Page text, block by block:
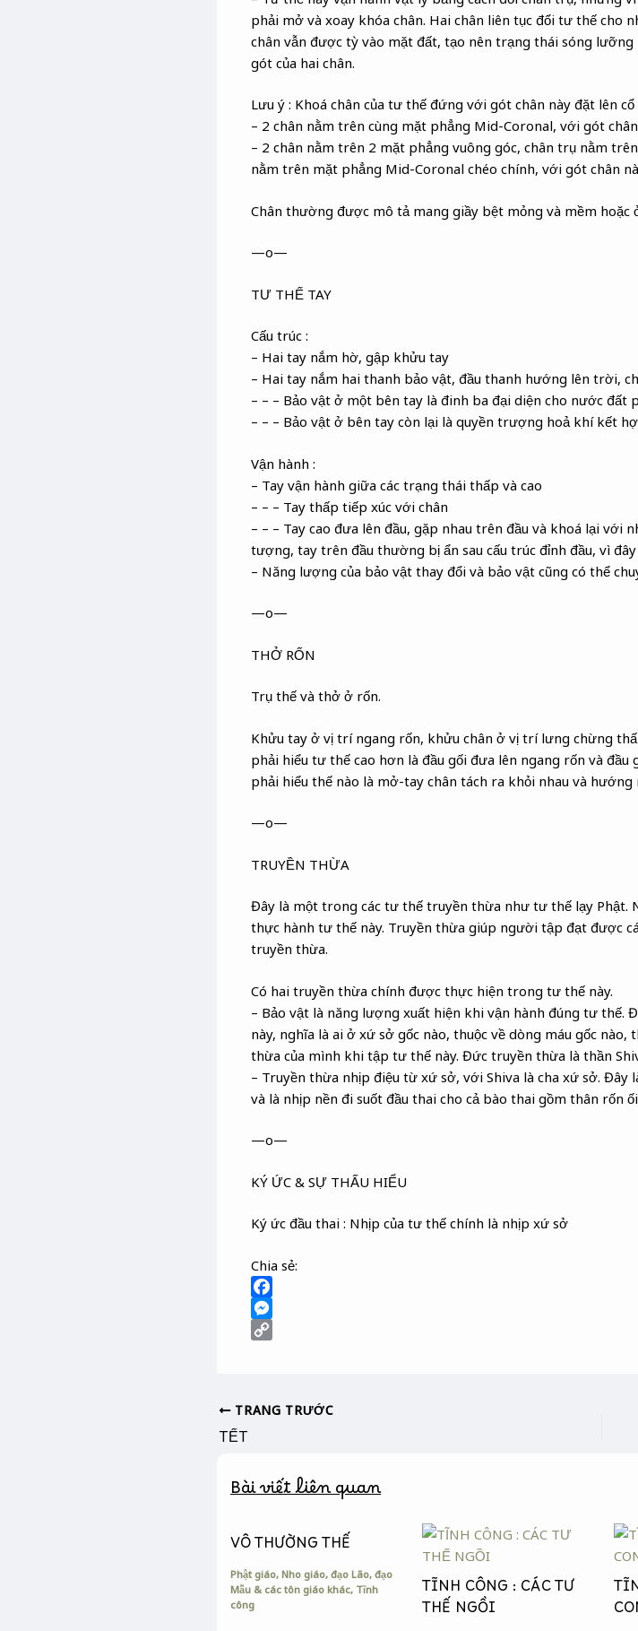
phải mở và xoay khóa chân. Hai chân liên tục đổi tư thế cho
chân vẫn được tỳ vào mặt đất, tạo nên trạng thái sóng
gót của hai chân.
Lưu ý : Khoá chân của tư thế đứng với gót chân này đặt lên
– 2 chân nằm trên cùng mặt phẳng Mid-Coronal, với gót
– 2 chân nằm trên 2 mặt phẳng vuông góc, chân trụ nằm
nằm trên mặt phẳng Mid-Coronal chéo chính, với gót chân
Chân thường được mô tả mang giầy bệt mỏng và mềm hoặc
—o—
TƯ THẾ TAY
Cấu trúc :
– Hai tay nắm hờ, gập khửu tay
– Hai tay nắm hai thanh bảo vật, đầu thanh hướng lên trời,
– – – Bảo vật ở một bên tay là đinh ba đại diện cho nước đất
– – – Bảo vật ở bên tay còn lại là quyền trượng hoả khí kết
Vận hành :
– Tay vận hành giữa các trạng thái thấp và cao
– – – Tay thấp tiếp xúc với chân
– – – Tay cao đưa lên đầu, gặp nhau trên đầu và khoá lại với
tượng, tay trên đầu thường bị ẩn sau cấu trúc đỉnh đầu, vì
– Năng lượng của bảo vật thay đổi và bảo vật cũng có thể
—o—
THỞ RỐN
Trụ thế và thở ở rốn.
Khửu tay ở vị trí ngang rốn, khửu chân ở vị trí lưng chừng
phải hiểu tư thế cao hơn là đầu gối đưa lên ngang rốn và
phải hiểu thế nào là mở-tay chân tách ra khỏi nhau và hướng
—o—
TRUYỀN THỪA
Đây là một trong các tư thế truyền thừa như tư thế lạy Phật.
thực hành tư thế này. Truyền thừa giúp người tập đạt được
truyền thừa.
Có hai truyền thừa chính được thực hiện trong tư thế này.
– Bảo vật là năng lượng xuất hiện khi vận hành đúng tư thế.
này, nghĩa là ai ở xứ sở gốc nào, thuộc về dòng máu gốc
thừa của mình khi tập tư thế này. Đức truyền thừa là thần
– Truyền thừa nhịp điệu từ xứ sở, với Shiva là cha xứ sở.
và là nhịp nền đi suốt đầu thai cho cả bào thai gồm thân rốn
—o—
KÝ ỨC & SỰ THẤU HIỂU
Ký ức đầu thai : Nhịp của tư thế chính là nhịp xứ sở
Chia sẻ:
F
a
o
M
e
e
y
n
TRANG TRƯỚC
TẾT
Bài viết liên quan
VÔ THƯỜNG THẾ
Phật giáo, Nho giáo, đạo Lão, đạo
Mẫu & các tôn giáo khác, Tĩnh
công
TĨNH CÔNG : CÁC TƯ
THẾ NGỒI